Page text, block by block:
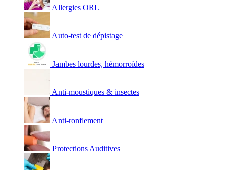
Allergies ORL
Auto-test de dépistage
Jambes lourdes, hémorroïdes
Anti-moustiques & insectes
Anti-ronflement
Protections Auditives